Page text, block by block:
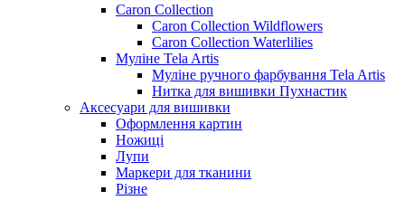
Caron Collection
Caron Collection Wildflowers
Caron Collection Waterlilies
Муліне Tela Artis
Муліне ручного фарбування Tela Artis
Нитка для вишивки Пухнастик
Аксесуари для вишивки
Оформлення картин
Ножиці
Лупи
Маркери для тканини
Різне